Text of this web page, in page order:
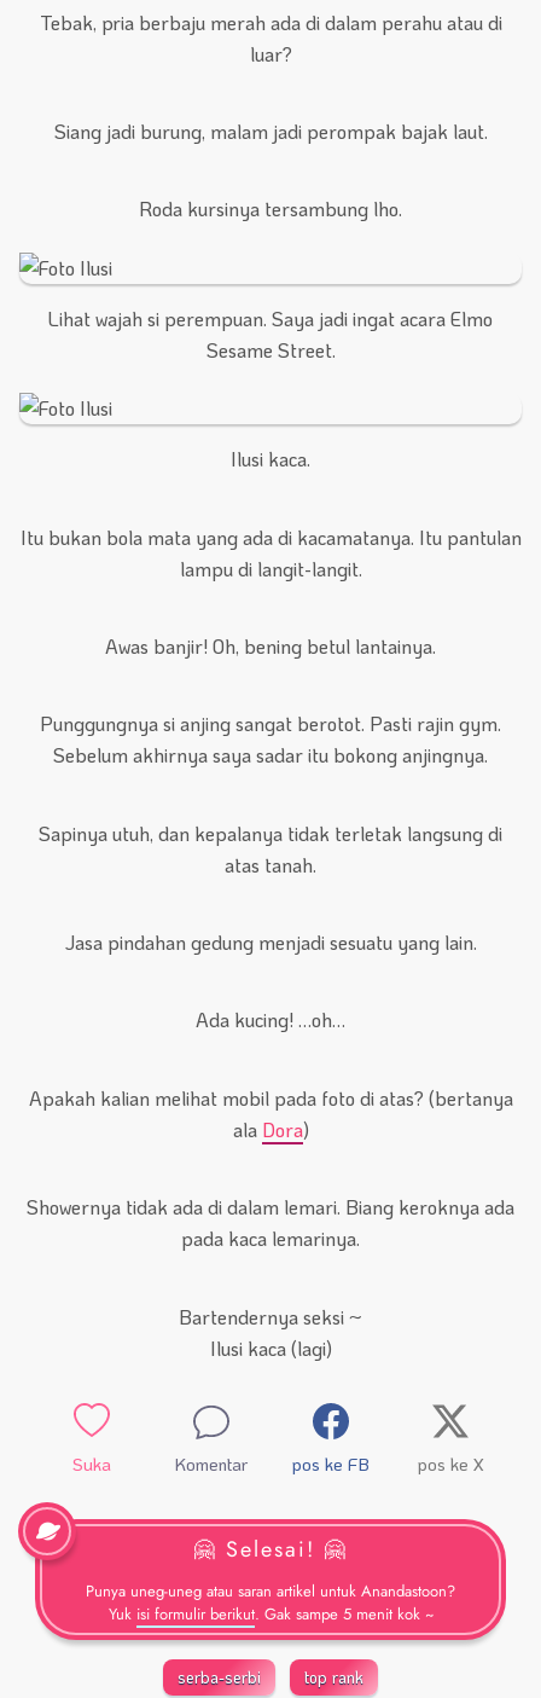
Tebak, pria berbaju merah ada di dalam perahu atau di
luar?
Siang jadi burung, malam jadi perompak bajak laut.
Roda kursinya tersambung lho.
Lihat wajah si perempuan. Saya jadi ingat acara Elmo
Sesame Street.
Ilusi kaca.
Itu bukan bola mata yang ada di kacamatanya. Itu pantulan
lampu di langit-langit.
Awas banjir! Oh, bening betul lantainya.
Punggungnya si anjing sangat berotot. Pasti rajin gym.
Sebelum akhirnya saya sadar itu bokong anjingnya.
Sapinya utuh, dan kepalanya tidak terletak langsung di
atas tanah.
Jasa pindahan gedung menjadi sesuatu yang lain.
Ada kucing! …oh…
Apakah kalian melihat mobil pada foto di atas? (bertanya
ala Dora)
Showernya tidak ada di dalam lemari. Biang keroknya ada
pada kaca lemarinya.
Bartendernya seksi ~
Ilusi kaca (lagi)
Suka Komentar pos ke FB pos ke X
🤗 Selesai! 🤗
Punya uneg-uneg atau saran artikel untuk Anandastoon?
Yuk isi formulir berikut. Gak sampe 5 menit kok ~
serba-serbi top rank